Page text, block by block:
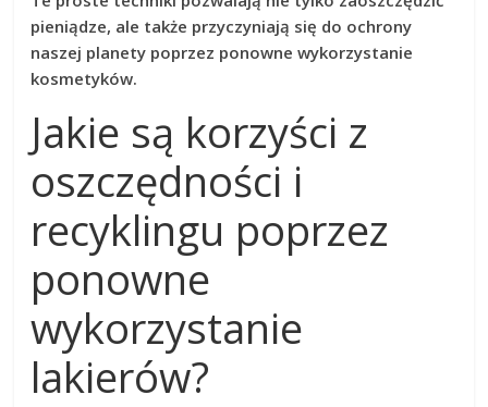
pieniądze, ale także przyczyniają się do ochrony
naszej planety poprzez ponowne wykorzystanie
kosmetyków.
Jakie są korzyści z
oszczędności i
recyklingu poprzez
ponowne
wykorzystanie
lakierów?